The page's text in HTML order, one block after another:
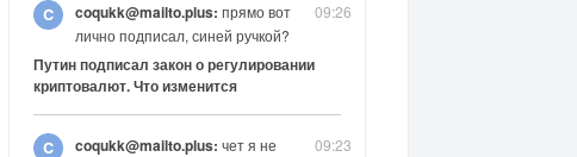
09:26
coqukk@mailto.plus: прямо вот
лично подписал, синей ручкой?
Путин подписал закон о регулировании
криптовалют. Что изменится
09:23
coqukk@mailto.plus: чет я не